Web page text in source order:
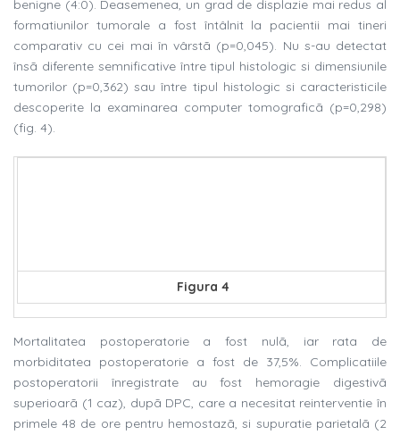
benigne (4:0). Deasemenea, un grad de displazie mai redus al
formatiunilor tumorale a fost întâlnit la pacientii mai tineri
comparativ cu cei mai în vârstã (p=0,045). Nu s-au detectat
însã diferente semnificative între tipul histologic si dimensiunile
tumorilor (p=0,362) sau între tipul histologic si caracteristicile
descoperite la examinarea computer tomograficã (p=0,298)
(fig. 4).
Figura 4
Mortalitatea postoperatorie a fost nulã, iar rata de
morbiditatea postoperatorie a fost de 37,5%. Complicatiile
postoperatorii înregistrate au fost hemoragie digestivã
superioarã (1 caz), dupã DPC, care a necesitat reinterventie în
primele 48 de ore pentru hemostazã, si supuratie parietalã (2